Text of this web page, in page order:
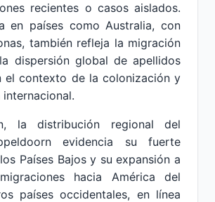
recientes o casos aislados.
en países como Australia, con
también refleja la migración
dispersión global de apellidos
el contexto de la colonización y
la distribución regional del
evidencia su fuerte
Países Bajos y su expansión a
hacia América del
países occidentales, en línea